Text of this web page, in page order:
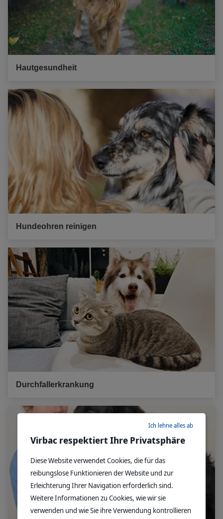
Hautgesundheit
Hundeohren reinigen
Durchfallerkrankung
Virbac respektiert Ihre Privatsphäre
Diese Website verwendet Cookies, die für das
reibungslose Funktionieren der Website und zur
Erleichterung Ihrer Navigation erforderlich sind.
Weitere Informationen zu Cookies, wie wir sie
verwenden und wie Sie ihre Verwendung kontrollieren
Ich lehne alles ab